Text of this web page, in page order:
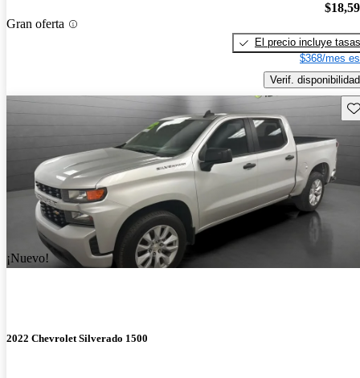
Gran oferta
El precio incluye tasas
$368/mes
Verif. disponibilidad
¡Nuevo!
2022 Chevrolet Silverado 1500